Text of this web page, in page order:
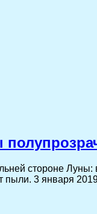
стороне
пыли. 3 января